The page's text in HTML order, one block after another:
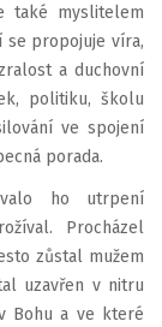
také myslitelem
se propojuje víra,
a duchovní
politiku, školu
ve spojení
porada.
ho utrpení
Procházel
zůstal mužem
uzavřen v nitru
Bohu a ve které